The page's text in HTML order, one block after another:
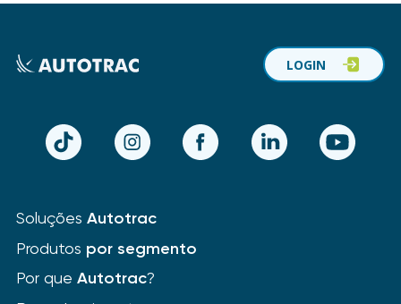
TikTok Instagram Facebook LinkedIn YouTube
LOGIN
Soluções Autotrac
Produtos por segmento
Por que Autotrac?